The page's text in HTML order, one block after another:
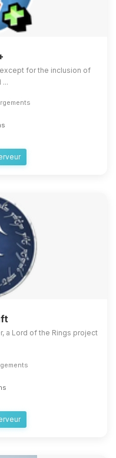
for the inclusion of
...
a Lord of the Rings project